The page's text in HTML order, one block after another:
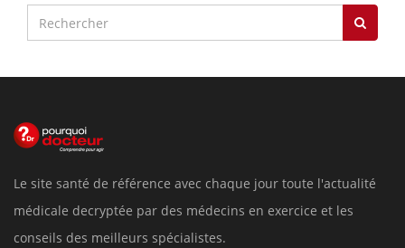
Le site santé de référence avec chaque jour toute l'actualité
médicale decryptée par des médecins en exercice et les
conseils des meilleurs spécialistes.